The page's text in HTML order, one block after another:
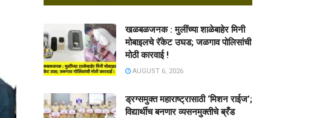
खळबळजनक : मुलींच्या शाळेबाहेर मिनी
मोबाइलचे रॅकेट उघड; जळगाव पोलिसांची
मोठी कारवाई !
AUGUST 6, 2026
ड्रग्समुक्त महाराष्ट्रासाठी ‘मिशन राईज’;
विद्यार्थीच बनणार व्यसनमुक्तीचे ब्रँड